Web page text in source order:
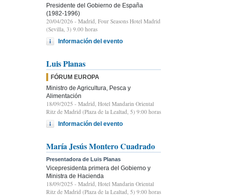
Presidente del Gobierno de España
(1982-1996)
20/04/2026 - Madrid, Four Seasons Hotel Madrid
(Sevilla, 3) 9.00 horas
Información del evento
Luis Planas
FÓRUM EUROPA
Ministro de Agricultura, Pesca y
Alimentación
18/09/2025 - Madrid, Hotel Mandarin Oriental
Ritz de Madrid (Plaza de la Lealtad, 5) 9:00 horas
Información del evento
María Jesús Montero Cuadrado
Presentadora de Luis Planas
Vicepresidenta primera del Gobierno y
Ministra de Hacienda
18/09/2025 - Madrid, Hotel Mandarin Oriental
Ritz de Madrid (Plaza de la Lealtad, 5) 9:00 horas